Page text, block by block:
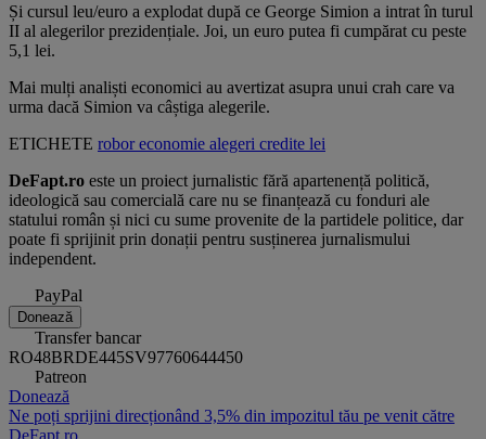
Și cursul leu/euro a explodat după ce George Simion a intrat în turul
II al alegerilor prezidențiale. Joi, un euro putea fi cumpărat cu peste
5,1 lei.
Mai mulți analiști economici au avertizat asupra unui crah care va
urma dacă Simion va câștiga alegerile.
ETICHETE roboreconomie alegeri credite lei
DeFapt.ro este un proiect jurnalistic fără apartenență politică,
ideologică sau comercială care nu se finanțează cu fonduri ale
statului român și nici cu sume provenite de la partidele politice, dar
poate fi sprijinit prin donații pentru susținerea jurnalismului
independent.
PayPal
Donează
Transfer bancar
RO48BRDE445SV97760644450
Patreon
Donează
Ne poți sprijini direcționând 3,5% din impozitul tău pe venit către
DeFapt.ro